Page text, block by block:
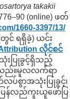
takakii
(online) ဖတ်
1660-3397/13/
င် ရရှိခဲ့) ယင်း
လိုင်စင်
းပြုခွင့်ရှိသည့်
ါသည်။မူလလက်ရာ
လပ်စွာအသုံးပြုခွင့်၊
န်လည်ကူးယူဖော်ပြ